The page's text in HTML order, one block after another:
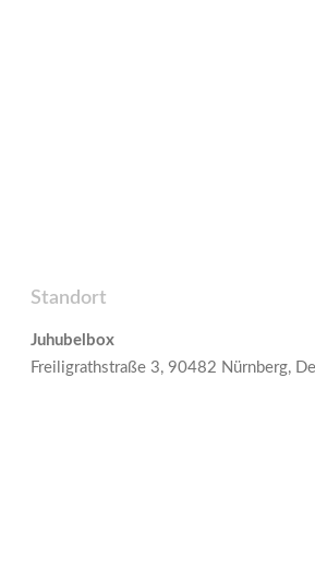
Standort
Juhubelbox
Freiligrathstraße 3, 90482 Nürnberg,